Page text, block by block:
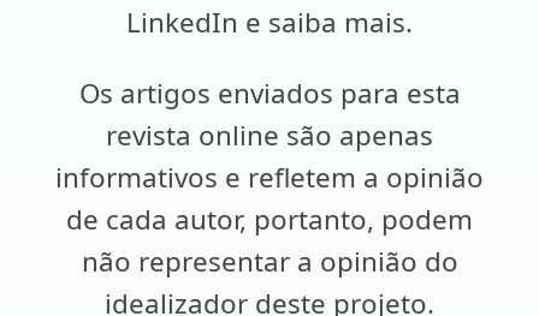
LinkedIn e saiba mais.
Os artigos enviados para esta
revista online são apenas
informativos e refletem a opinião
de cada autor, portanto, podem
não representar a opinião do
idealizador deste projeto.